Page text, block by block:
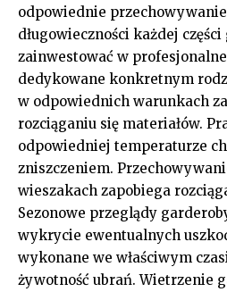
odpowiednie
długowieczności każdej
zainwestować w
dedykowane konkretnym
w odpowiednich warunkach
rozciąganiu się materiałów.
odpowiedniej temperaturze
zniszczeniem.
wieszakach zapobiega
Sezonowe przeglądy
wykrycie ewentualnych
wykonane we właściwym
żywotność ubrań. Wietrzenie